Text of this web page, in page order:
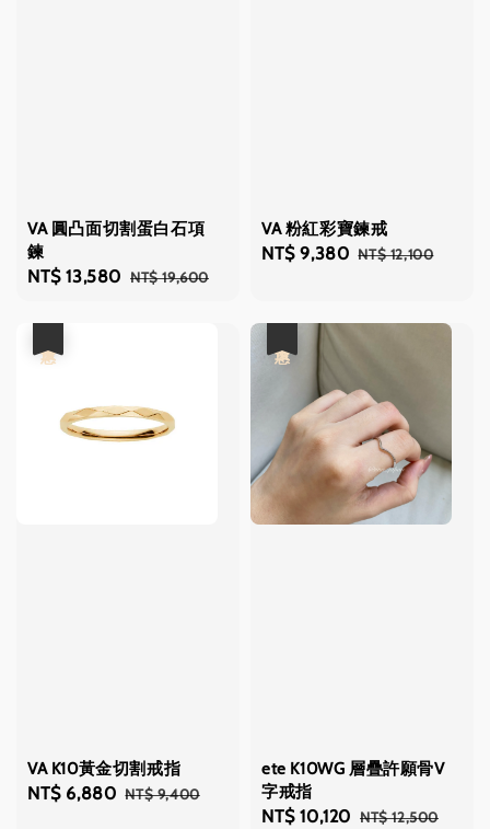
VA 圓凸面切割蛋白石項
鍊
Sale
NT$ 13,580 Regular
NT$ 19,600
VA 粉紅彩寶鍊戒
Sale
NT$ 9,380 Regular
NT$ 12,100
VA K10黃金切割戒指
Sale
NT$ 6,880 Regular
NT$ 9,400
ete K10WG 層疊許願骨V
字戒指
Sale
NT$ 10,120 Regular
NT$ 12,500